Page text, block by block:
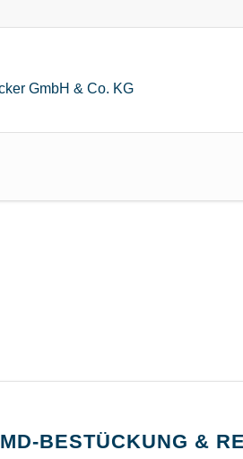
BESTÜCKUNG &